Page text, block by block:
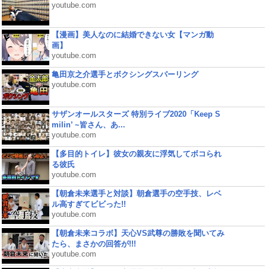
youtube.com
【漫画】美人なのに結婚できない女【マンガ動
画】
youtube.com
亀田京之介選手とボクシングスパーリング
youtube.com
サザンオールスターズ 特別ライブ2020「Keep S
milin’ ~皆さん、あ...
youtube.com
【多目的トイレ】彼女の親友に浮気してボコられ
る彼氏
youtube.com
【朝倉未来選手と対談】朝倉選手の空手技、レベ
ル高すぎてビビった!!
youtube.com
【朝倉未来コラボ】天心VS武尊の勝敗を聞いてみ
たら、まさかの回答が!!!
youtube.com